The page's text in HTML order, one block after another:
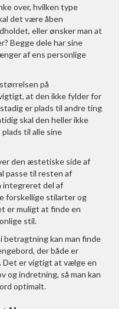
over, hvilken type
det være åben
eller ønsker man at
Begge dele har sine
af ens personlige
på
at den ikke fylder for
er plads til andre ting
skal den heller ikke
til alle sine
den æstetiske side af
passe til resten af
integreret del af
forskellige stilarter og
er muligt at finde en
stil.
betragtning kan man finde
der både er
er vigtigt at vælge en
og indretning, så man kan
optimalt.